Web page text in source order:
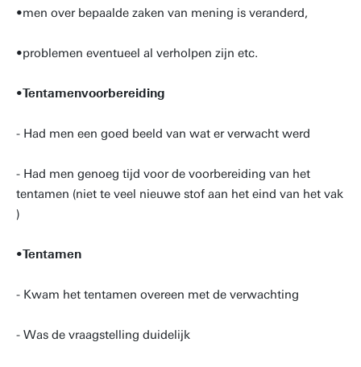
•men over bepaalde zaken van mening is veranderd,
•problemen eventueel al verholpen zijn etc.
•Tentamenvoorbereiding
- Had men een goed beeld van wat er verwacht werd
- Had men genoeg tijd voor de voorbereiding van het
tentamen (niet te veel nieuwe stof aan het eind van het vak
)
•Tentamen
- Kwam het tentamen overeen met de verwachting
- Was de vraagstelling duidelijk